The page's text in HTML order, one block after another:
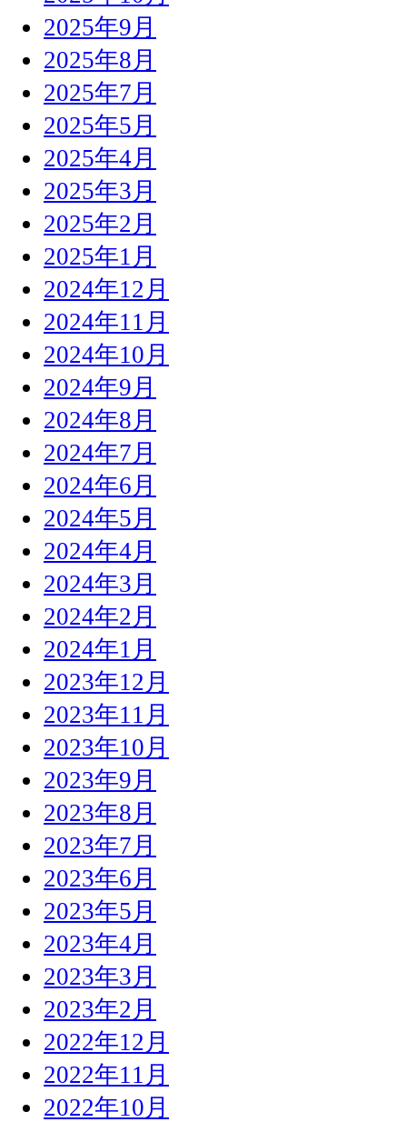
2025年9月
2025年8月
2025年7月
2025年5月
2025年4月
2025年3月
2025年2月
2025年1月
2024年12月
2024年11月
2024年10月
2024年9月
2024年8月
2024年7月
2024年6月
2024年5月
2024年4月
2024年3月
2024年2月
2024年1月
2023年12月
2023年11月
2023年10月
2023年9月
2023年8月
2023年7月
2023年6月
2023年5月
2023年4月
2023年3月
2023年2月
2022年12月
2022年11月
2022年10月